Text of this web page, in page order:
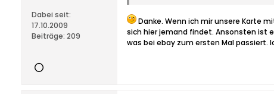
Dabei seit:
17.10.2009
Beiträge: 209
Danke. Wenn ich mir unsere Karte
sich hier jemand findet. Ansonsten ist
was bei ebay zum ersten Mal passiert.